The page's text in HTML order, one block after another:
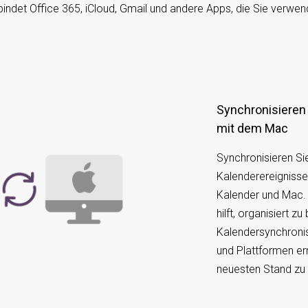
Office 365, iCloud, Gmail und andere Apps, die Sie
Synchronisieren Sie den Google Mail-Kalender
mit dem Mac
Synchronisieren
Kalender und
hilft, organisiert zu
und Plattformen
neuesten Stand zu